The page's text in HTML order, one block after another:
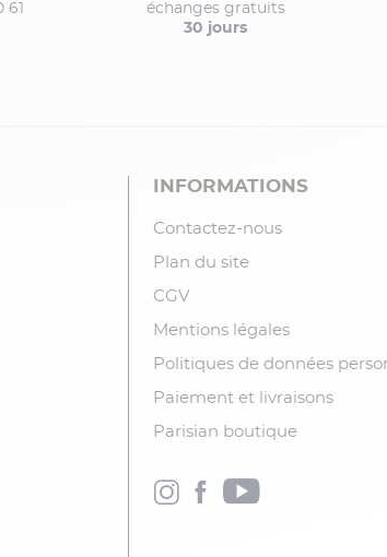
échanges gratuits
30 jours
INFORMATIONS
Contactez-nous
Plan du site
CGV
Mentions légales
Politiques de données
Paiement et livraisons
Parisian boutique